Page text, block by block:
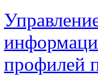
профилей